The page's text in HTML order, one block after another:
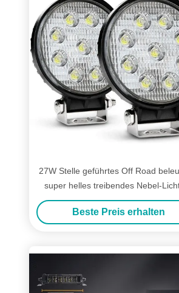
27W Stelle geführtes Off Road
super helles treibendes Nebel-Licht
LKW SUV
Beste Preis erhalten